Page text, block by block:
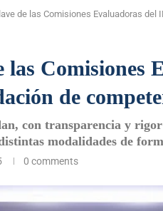
de las Comisiones Evaluadoras del
las Comisiones
de
con transparencia y
modalidades de
0 comments